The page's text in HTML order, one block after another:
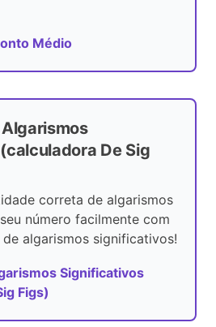
Médio
De Sig
correta de algarismos
número facilmente com
algarismos significativos!
Significativos
Figs)